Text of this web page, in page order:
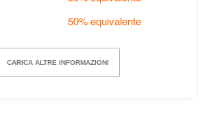
50% equivalente
CARICA ALTRE INFORMAZIONI